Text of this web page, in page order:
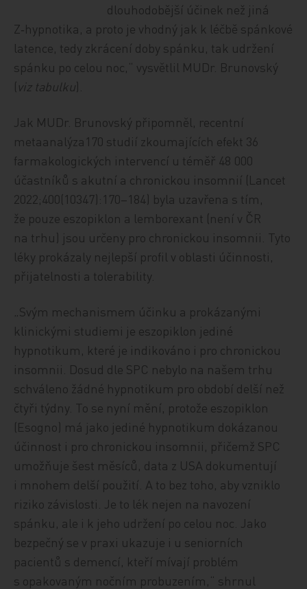
dlouhodobější účinek než jiná
Z‑hypnotika, a proto je vhodný jak k léčbě spánkové
latence, tedy zkrácení doby spánku, tak udržení
spánku po celou noc,“ vysvětlil MUDr. Brunovský
(viz tabulku).
Jak MUDr. Brunovský připomněl, recentní
metaanalýza170 studií zkoumajících efekt 36
farmakologických intervencí u téměř 48 000
účastníků s akutní a chronickou insomnií (Lancet
2022;400(10347):170–184) byla uzavřena s tím,
že pouze eszopiklon a lemborexant (není v ČR
na trhu) jsou určeny pro chronickou insomnii. Tyto
léky prokázaly nejlepší profil v oblasti účinnosti,
přijatelnosti a tolerability.
„Svým mechanismem účinku a prokázanými
klinickými studiemi je eszopiklon jediné
hypnotikum, které je indikováno i pro chronickou
insomnii. Dosud dle SPC nebylo na našem trhu
schváleno žádné hypnotikum pro období delší než
čtyři týdny. To se nyní mění, protože eszopiklon
(Esogno) má jako jediné hypnotikum dokázanou
účinnost i pro chronickou insomnii, přičemž SPC
umožňuje šest měsíců, data z USA dokumentují
i mnohem delší použití. A to bez toho, aby vzniklo
riziko závislosti. Je to lék nejen na navození
spánku, ale i k jeho udržení po celou noc. Jako
bezpečný se v praxi ukazuje i u seniorních
pacientů s demencí, kteří mívají problém
s opakovaným nočním probuzením,“ shrnul